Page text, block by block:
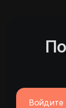
Войдите